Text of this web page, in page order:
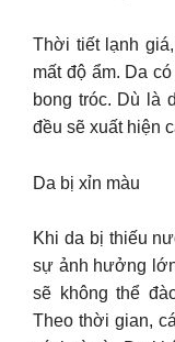
Thời tiết lạnh
mất độ ẩm. Da
bong tróc. Dù là
đều sẽ xuất hiện
Da bị xỉn màu
Khi da bị thiếu
sự ảnh hưởng
sẽ không thể
Theo thời gian,